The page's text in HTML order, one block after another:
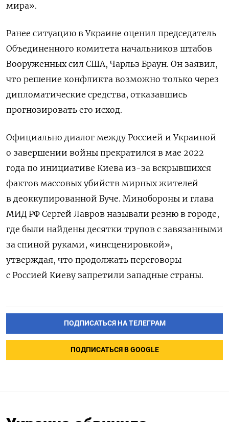
мира».
Ранее ситуацию в Украине оценил председатель
Объединенного комитета начальников штабов
Вооруженных сил США, Чарльз Браун. Он заявил,
что решение конфликта возможно только через
дипломатические средства, отказавшись
прогнозировать его исход.
Официально диалог между Россией и Украиной
о завершении войны прекратился в мае 2022
года по инициативе Киева из-за вскрывшихся
фактов массовых убийств мирных жителей
в деоккупированной Буче. Минобороны и глава
МИД РФ Сергей Лавров называли резню в городе,
где были найдены десятки трупов с завязанными
за спиной руками, «инсценировкой»,
утверждая, что продолжать переговоры
с Россией Киеву запретили западные страны.
ПОДПИСАТЬСЯ НА ТЕЛЕГРАМ
ПОДПИСАТЬСЯ В GOOGLE